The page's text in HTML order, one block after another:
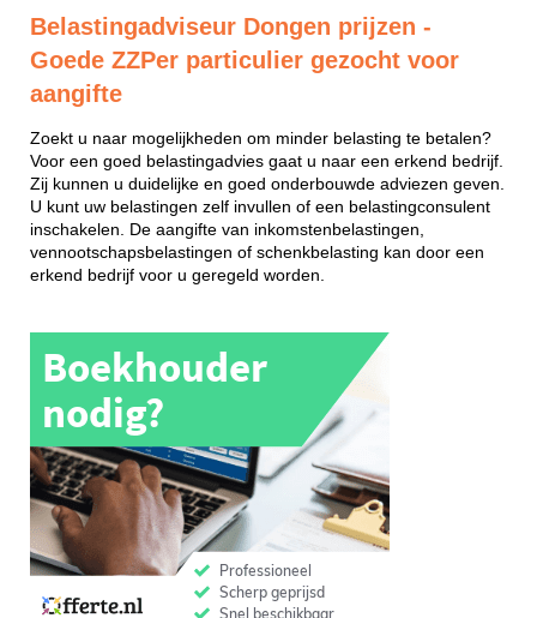
Belastingadviseur Dongen prijzen -
Goede ZZPer particulier gezocht voor
aangifte
Zoekt u naar mogelijkheden om minder belasting te betalen?
Voor een goed belastingadvies gaat u naar een erkend bedrijf.
Zij kunnen u duidelijke en goed onderbouwde adviezen geven.
U kunt uw belastingen zelf invullen of een belastingconsulent
inschakelen. De aangifte van inkomstenbelastingen,
vennootschapsbelastingen of schenkbelasting kan door een
erkend bedrijf voor u geregeld worden.